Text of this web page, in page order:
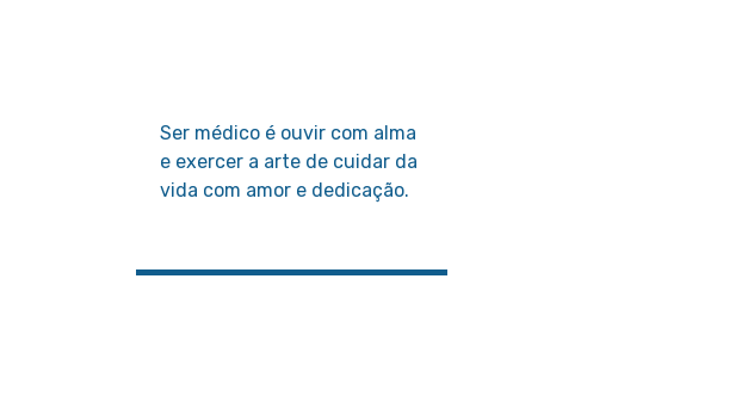
Ser médico é ouvir com alma
e exercer a arte de cuidar da
vida com amor e dedicação.